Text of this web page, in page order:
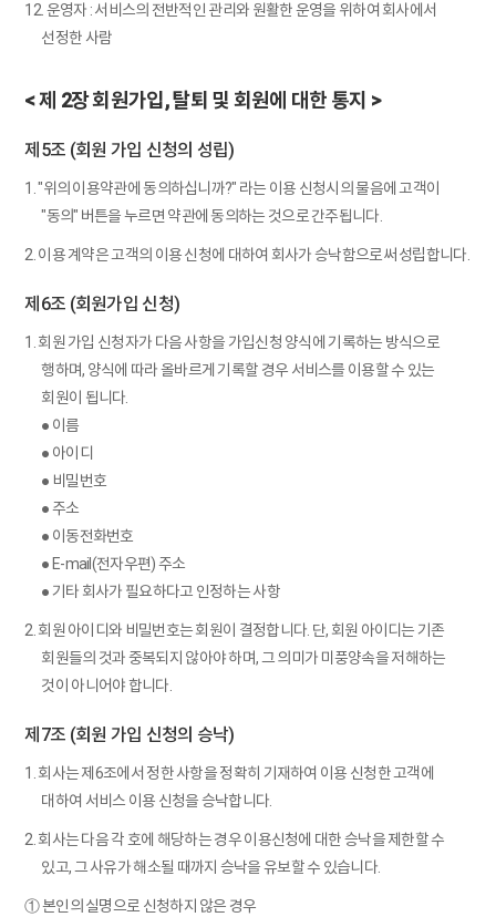
12. 운영자 : 서비스의 전반적인 관리와 원활한 운영을 위하여 회사에서
선정한 사람
< 제 2장 회원가입, 탈퇴 및 회원에 대한 통지 >
제5조 (회원 가입 신청의 성립)
1. "위의 이용약관에 동의하십니까?" 라는 이용 신청시의 물음에 고객이
"동의" 버튼을 누르면 약관에 동의하는 것으로 간주됩니다.
2. 이용 계약은 고객의 이용 신청에 대하여 회사가 승낙함으로써 성립합니다.
제6조 (회원가입 신청)
1. 회원 가입 신청자가 다음 사항을 가입신청 양식에 기록하는 방식으로
행하며, 양식에 따라 올바르게 기록할 경우 서비스를 이용할 수 있는
회원이 됩니다.
● 이름
● 아이디
● 비밀번호
● 주소
● 이동전화번호
● E-mail(전자우편) 주소
● 기타 회사가 필요하다고 인정하는 사항
2. 회원 아이디와 비밀번호는 회원이 결정합니다. 단, 회원 아이디는 기존
회원들의 것과 중복되지 않아야 하며, 그 의미가 미풍양속을 저해하는
것이 아니어야 합니다.
제7조 (회원 가입 신청의 승낙)
1. 회사는 제6조에서 정한 사항을 정확히 기재하여 이용 신청한 고객에
대하여 서비스 이용 신청을 승낙합니다.
2. 회사는 다음 각 호에 해당하는 경우 이용신청에 대한 승낙을 제한할 수
있고, 그 사유가 해소될 때까지 승낙을 유보할 수 있습니다.
① 본인의 실명으로 신청하지 않은 경우